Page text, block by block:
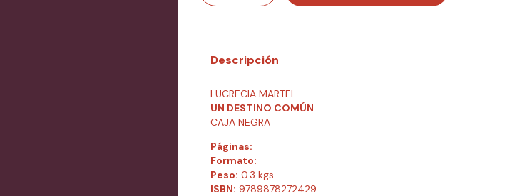
Descripción
LUCRECIA MARTEL
UN DESTINO COMÚN
CAJA NEGRA
Páginas:
Formato:
Peso: 0.3 kgs.
ISBN: 9789878272429